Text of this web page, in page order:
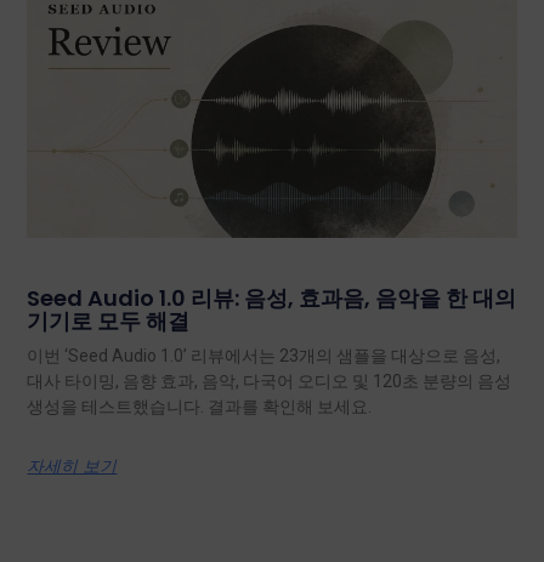
Seed Audio 1.0 리뷰: 음성, 효과음, 음악을 한 대의
기기로 모두 해결
이번 ‘Seed Audio 1.0’ 리뷰에서는 23개의 샘플을 대상으로 음성,
대사 타이밍, 음향 효과, 음악, 다국어 오디오 및 120초 분량의 음성
생성을 테스트했습니다. 결과를 확인해 보세요.
자세히 보기